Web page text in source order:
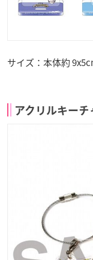
サイズ：本体約
アクリルキー